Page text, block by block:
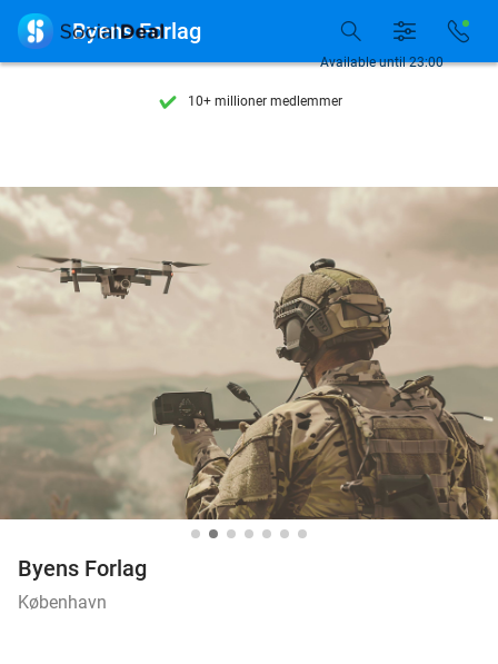
Tilgængelig 7 dage om ugen
10+ millioner medlemmer
10+ millioner medlemmer
Available until 23:00
 Byens Forlag
Byens Forlag
København